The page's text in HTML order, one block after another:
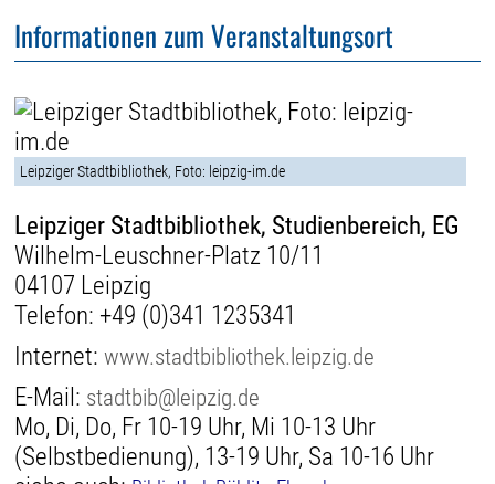
Informationen zum Veranstaltungsort
Leipziger Stadtbibliothek, Foto: leipzig-im.de
Leipziger Stadtbibliothek, Studienbereich, EG
Wilhelm-Leuschner-Platz 10/11
04107 Leipzig
Telefon: +49 (0)341 1235341
Internet:www.stadtbibliothek.leipzig.de
E-Mail: stadtbib@leipzig.de
Mo, Di, Do, Fr 10-19 Uhr, Mi 10-13 Uhr
(Selbstbedienung), 13-19 Uhr, Sa 10-16 Uhr